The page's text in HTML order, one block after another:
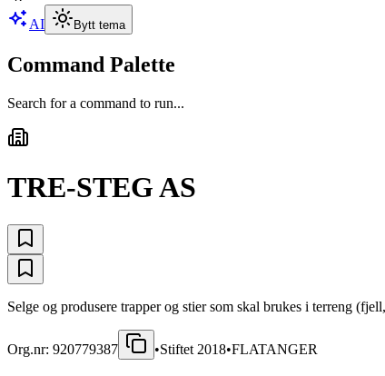
AI Bytt tema
Command Palette
Search for a command to run...
TRE-STEG AS
Selge og produsere trapper og stier som skal brukes i terreng
Org.nr: 920779387 •Stiftet 2018•FLATANGER